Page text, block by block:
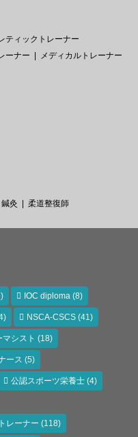
ティックトレーナー
ーナー
メディカルトレーナー
鍼灸 柔道整復師
IOC diploma (8)
NSCA-CSCS (41)
シスト (18)
ース (5)
公認スポーツ栄養士 (4)
レーナー (118)